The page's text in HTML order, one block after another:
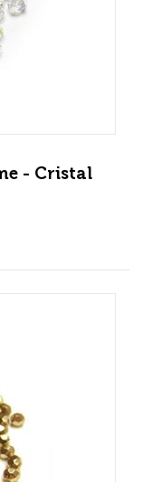
- Cristal